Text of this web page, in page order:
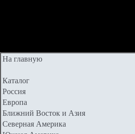
На главную
Каталог
Россия
Европа
Ближний Восток и Азия
Северная Америка